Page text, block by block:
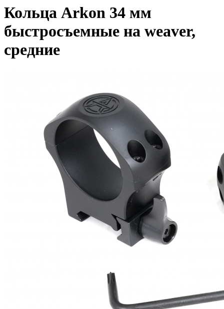
Кольца Arkon 34 мм
быстросъемные на weaver,
средние